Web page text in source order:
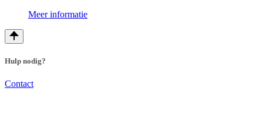
Meer informatie
Hulp nodig?
Contact